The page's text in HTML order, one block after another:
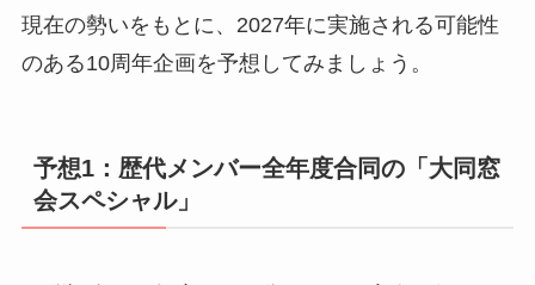
現在の勢いをもとに、2027年に実施される可能性
のある10周年企画を予想してみましょう。
予想1：歴代メンバー全年度合同の「大同窓
会スペシャル」